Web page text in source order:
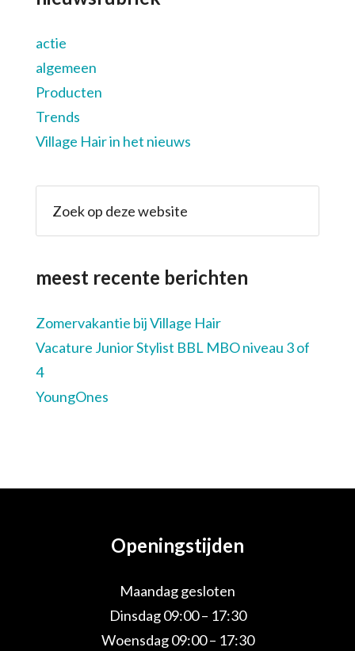
actie
algemeen
Producten
Trends
Village Hair in het nieuws
meest recente berichten
Zomervakantie bij Village Hair
Vacature Junior Stylist BBL MBO niveau 3 of
4
YoungOnes
Openingstijden
Maandag gesloten
Dinsdag 09:00 – 17:30
Woensdag 09:00 – 17:30